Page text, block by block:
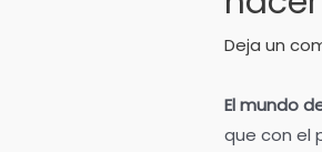
Deja un
El mundo
que con el